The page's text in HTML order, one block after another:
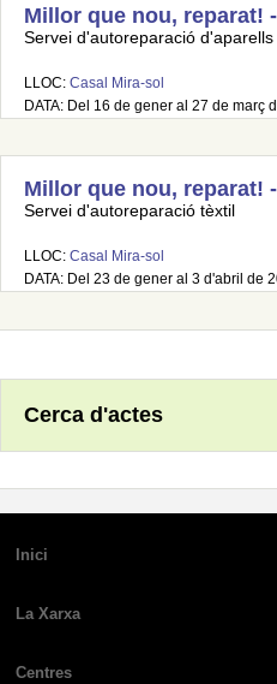
Millor que nou, reparat!
Servei d'autoreparació d'aparells
LLOC: Casal Mira-sol
DATA: Del 16 de gener al 27 de març
Millor que nou, reparat! -
Servei d'autoreparació tèxtil
LLOC: Casal Mira-sol
DATA: Del 23 de gener al 3 d'abril de
Cerca d'actes
Inici
La Xarxa
Centres